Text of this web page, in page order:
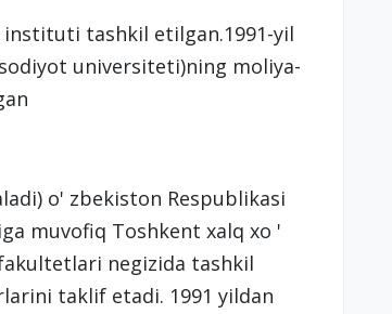
instituti tashkil etilgan.1991-yil
universiteti)ning moliya-
o' zbekiston Respublikasi
muvofiq Toshkent xalq xo '
negizida tashkil
taklif etadi. 1991 yildan